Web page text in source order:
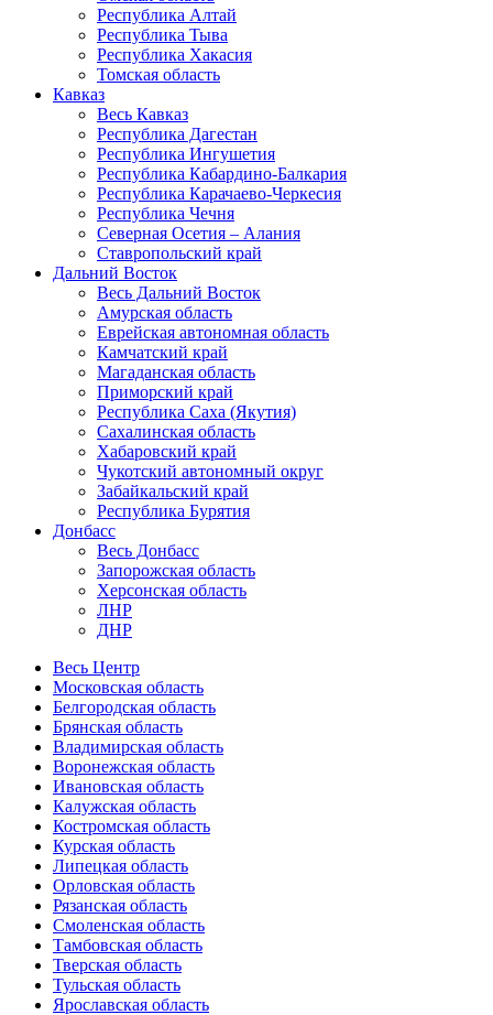
Республика Алтай
Республика Тыва
Республика Хакасия
Томская область
Кавказ
Весь Кавказ
Республика Дагестан
Республика Ингушетия
Республика Кабардино-Балкария
Республика Карачаево-Черкесия
Республика Чечня
Северная Осетия – Алания
Ставропольский край
Дальний Восток
Весь Дальний Восток
Амурская область
Еврейская автономная область
Камчатский край
Магаданская область
Приморский край
Республика Саха (Якутия)
Сахалинская область
Хабаровский край
Чукотский автономный округ
Забайкальский край
Республика Бурятия
Донбасс
Весь Донбасс
Запорожская область
Херсонская область
ЛНР
ДНР
Весь Центр
Московская область
Белгородская область
Брянская область
Владимирская область
Воронежская область
Ивановская область
Калужская область
Костромская область
Курская область
Липецкая область
Орловская область
Рязанская область
Смоленская область
Тамбовская область
Тверская область
Тульская область
Ярославская область